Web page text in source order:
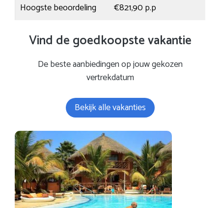
Hoogste beoordeling
€821,90 p.p
Vind de goedkoopste vakantie
De beste aanbiedingen op jouw gekozen
vertrekdatum
Bekijk alle vakanties